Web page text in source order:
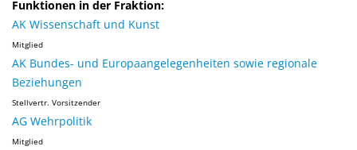
Funktionen in der Fraktion:
AK Wissenschaft und Kunst
Mitglied
AK Bundes- und Europaangelegenheiten sowie regionale
Beziehungen
Stellvertr. Vorsitzender
AG Wehrpolitik
Mitglied